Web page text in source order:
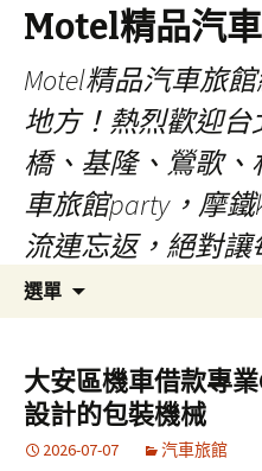
Motel精品汽
Motel精品汽車旅
地方！熱烈歡迎
橋、基隆、鶯歌
車旅館party，摩
流連忘返，絕對讓
選單
容
大安區機車借款專
設計的包裝機械
2026-07-07 汽車旅館